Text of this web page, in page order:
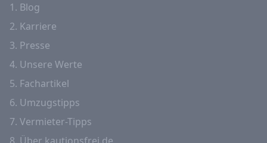
1. Blog
2. Karriere
3. Presse
4. Unsere Werte
5. Fachartikel
6. Umzugstipps
7. Vermieter-Tipps